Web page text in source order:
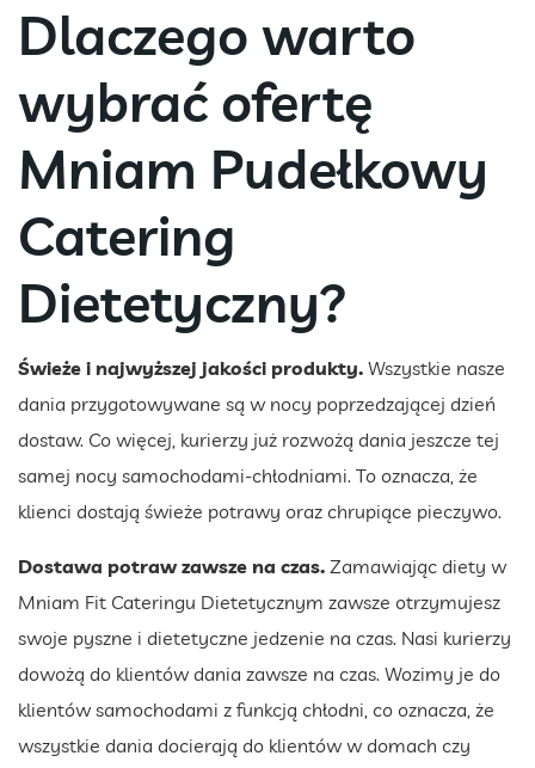
Dlaczego warto
wybrać ofertę
Mniam Pudełkowy
Catering
Dietetyczny?
Świeże i najwyższej jakości produkty. Wszystkie nasze
dania przygotowywane są w nocy poprzedzającej dzień
dostaw. Co więcej, kurierzy już rozwożą dania jeszcze tej
samej nocy samochodami-chłodniami. To oznacza, że
klienci dostają świeże potrawy oraz chrupiące pieczywo.
Dostawa potraw zawsze na czas. Zamawiając diety w
Mniam Fit Cateringu Dietetycznym zawsze otrzymujesz
swoje pyszne i dietetyczne jedzenie na czas. Nasi kurierzy
dowożą do klientów dania zawsze na czas. Wozimy je do
klientów samochodami z funkcją chłodni, co oznacza, że
wszystkie dania docierają do klientów w domach czy